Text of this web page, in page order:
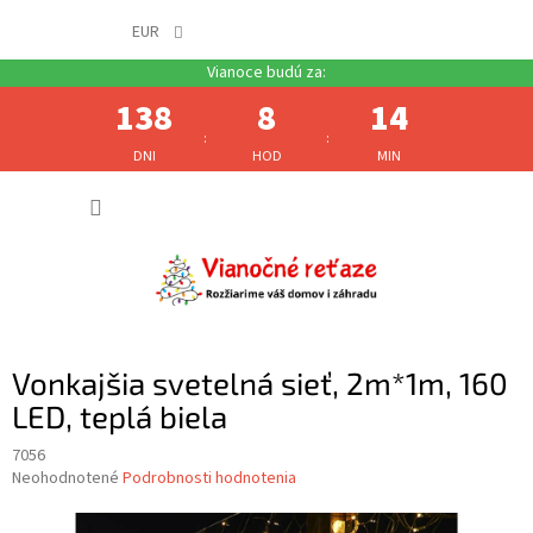
138
DNI
: 8
HOD
: 14
MIN
EUR
Vonkajšia svetelná sieť, 2m*1m, 160
LED, teplá biela
7056
Priemerné
Neohodnotené Podrobnosti hodnotenia